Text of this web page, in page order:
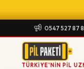
0547 527 87
TÜRKIYE'NIN PIL